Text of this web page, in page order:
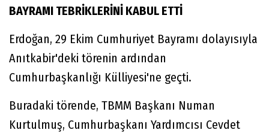
BAYRAMI TEBRİKLERİNİ KABUL ETTİ
Erdoğan, 29 Ekim Cumhuriyet Bayramı dolayısıyla
Anıtkabir'deki törenin ardından
Cumhurbaşkanlığı Külliyesi'ne geçti.
Buradaki törende, TBMM Başkanı Numan
Kurtulmuş, Cumhurbaşkanı Yardımcısı Cevdet